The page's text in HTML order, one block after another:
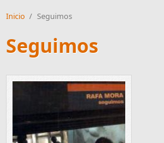
Inicio / Seguimos
Seguimos